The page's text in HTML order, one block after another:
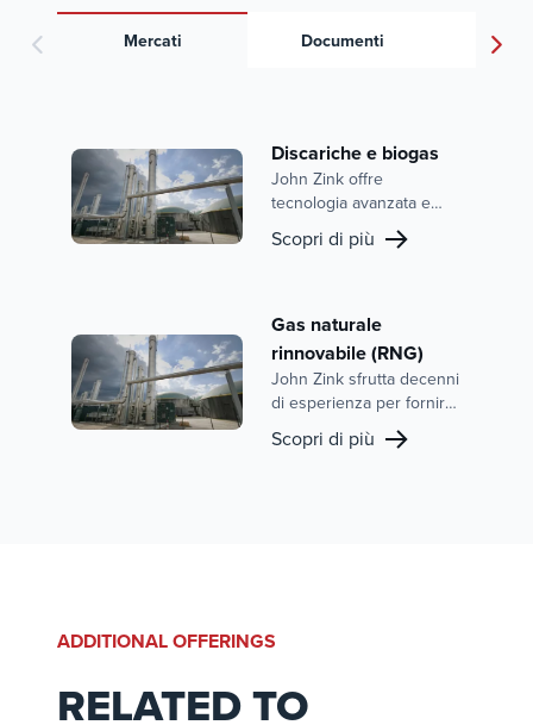
Mercati Documenti
Discariche e biogas
John Zink offre
tecnologia avanzata e
prestazioni collaudate sul
campo per il mercato
come il ZBRID Hybrid
Thermal Oxidizer e il
ZULE® (Zink Ultra Low
Emissions) Flare, John
Zink fornisce un controllo
delle emissioni leader del
Scopri di più
Gas naturale
rinnovabile (RNG)
John Zink sfrutta decenni
di esperienza per fornire
soluzioni di combustione
avanzate per il mercato
Scopri di più
ADDITIONAL OFFERINGS
RELATED TO